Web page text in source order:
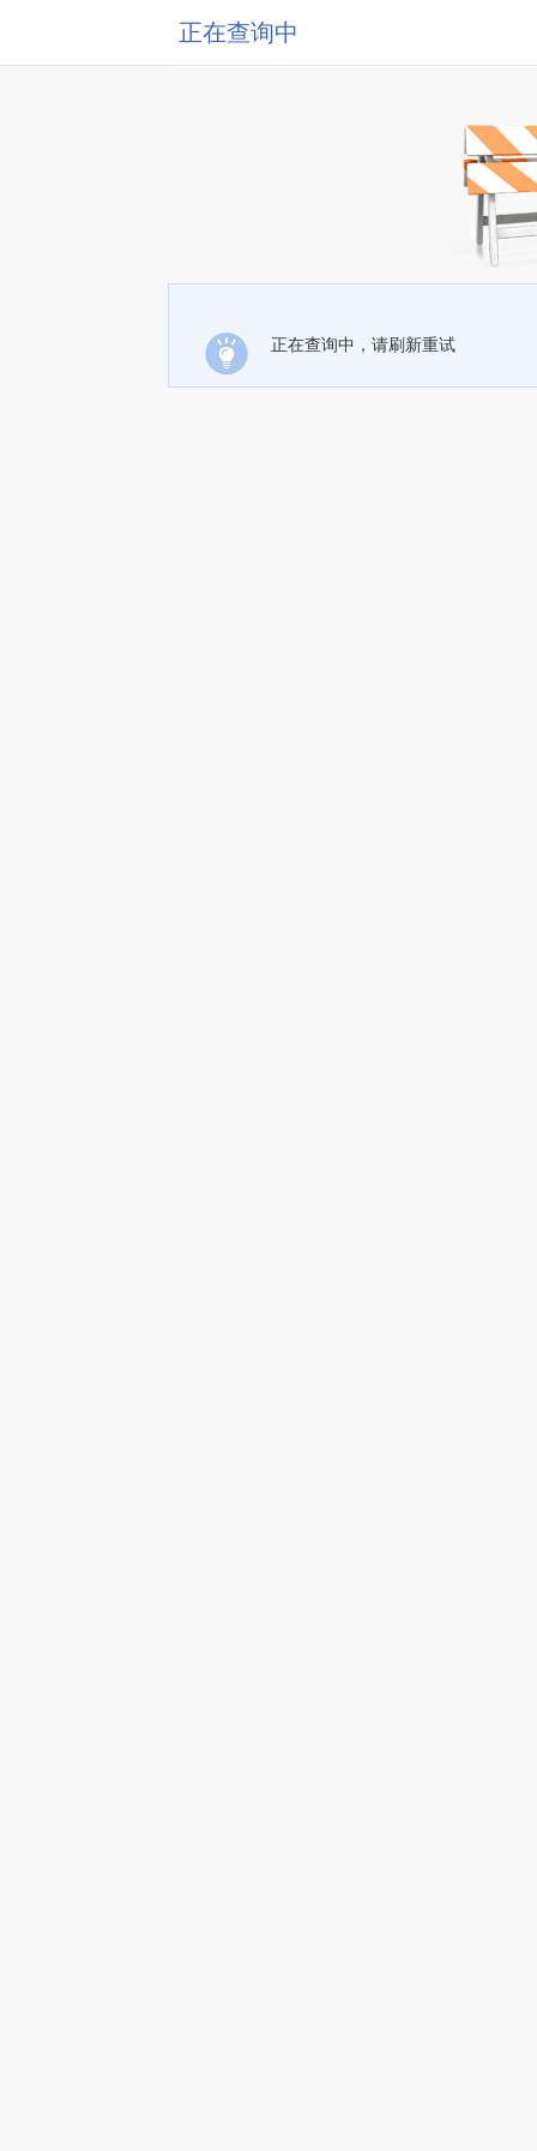
正在查询中
正在查询中，请刷新重试